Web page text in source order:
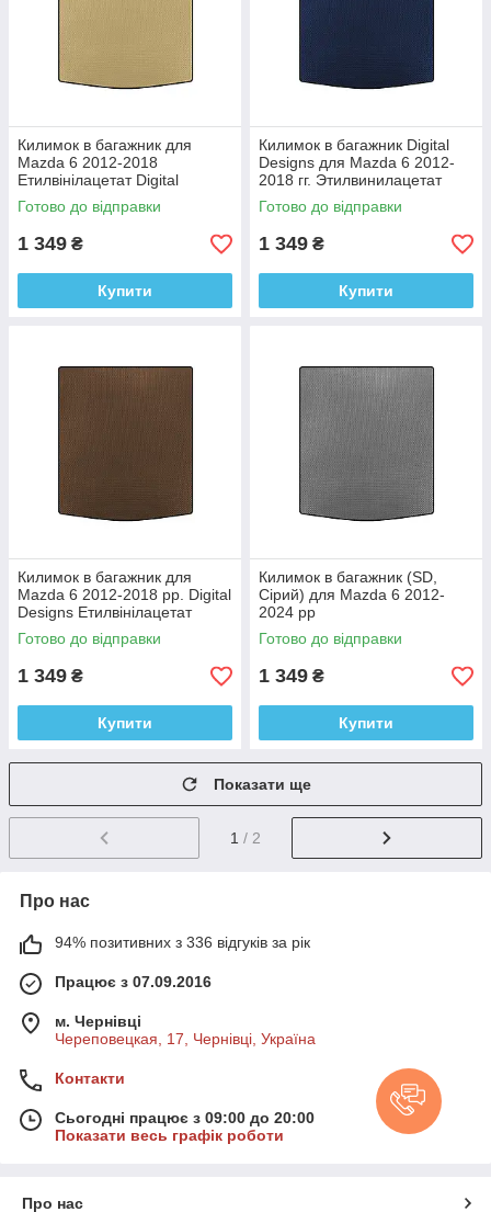
Килимок в багажник для
Mazda 6 2012-2018
Етилвінілацетат Digital
Designs
Готово до відправки
1 349 ₴
Купити
Килимок в багажник Digital
Designs для Mazda 6 2012-
2018 гг. Этилвинилацетат
Готово до відправки
1 349 ₴
Купити
Килимок в багажник для
Mazda 6 2012-2018 рр. Digital
Designs Етилвінілацетат
Готово до відправки
1 349 ₴
Купити
Килимок в багажник (SD,
Сірий) для Mazda 6 2012-
2024 рр
Готово до відправки
1 349 ₴
Купити
Показати ще
1 / 2
Про нас
94% позитивних з 336 відгуків за рік
Працює з 07.09.2016
м. Чернівці
Череповецкая, 17, Чернівці, Україна
Контакти
Сьогодні працює з 09:00 до 20:00
Показати весь графік роботи
Про нас